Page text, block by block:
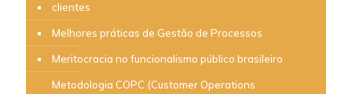
clientes
Melhores práticas de Gestão de Processos
Meritocracia no funcionalismo público brasileiro
Metodologia COPC (Customer Operations